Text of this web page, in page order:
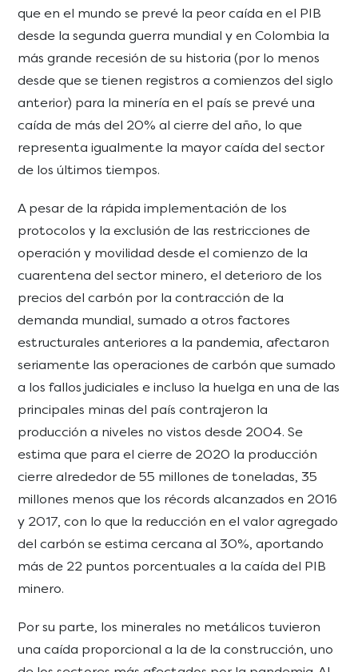
que en el mundo se prevé la peor caída en el PIB
desde la segunda guerra mundial y en Colombia la
más grande recesión de su historia (por lo menos
desde que se tienen registros a comienzos del siglo
anterior) para la minería en el país se prevé una
caída de más del 20% al cierre del año, lo que
representa igualmente la mayor caída del sector
de los últimos tiempos.
A pesar de la rápida implementación de los
protocolos y la exclusión de las restricciones de
operación y movilidad desde el comienzo de la
cuarentena del sector minero, el deterioro de los
precios del carbón por la contracción de la
demanda mundial, sumado a otros factores
estructurales anteriores a la pandemia, afectaron
seriamente las operaciones de carbón que sumado
a los fallos judiciales e incluso la huelga en una de las
principales minas del país contrajeron la
producción a niveles no vistos desde 2004. Se
estima que para el cierre de 2020 la producción
cierre alrededor de 55 millones de toneladas, 35
millones menos que los récords alcanzados en 2016
y 2017, con lo que la reducción en el valor agregado
del carbón se estima cercana al 30%, aportando
más de 22 puntos porcentuales a la caída del PIB
minero.
Por su parte, los minerales no metálicos tuvieron
una caída proporcional a la de la construcción, uno